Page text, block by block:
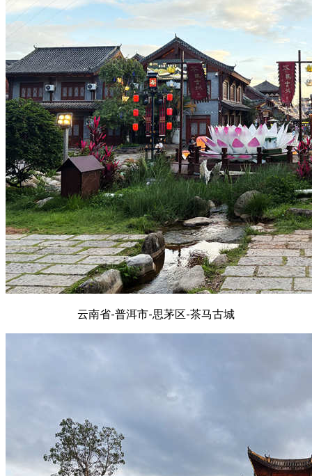
云南省-普洱市-思茅区-茶马古城